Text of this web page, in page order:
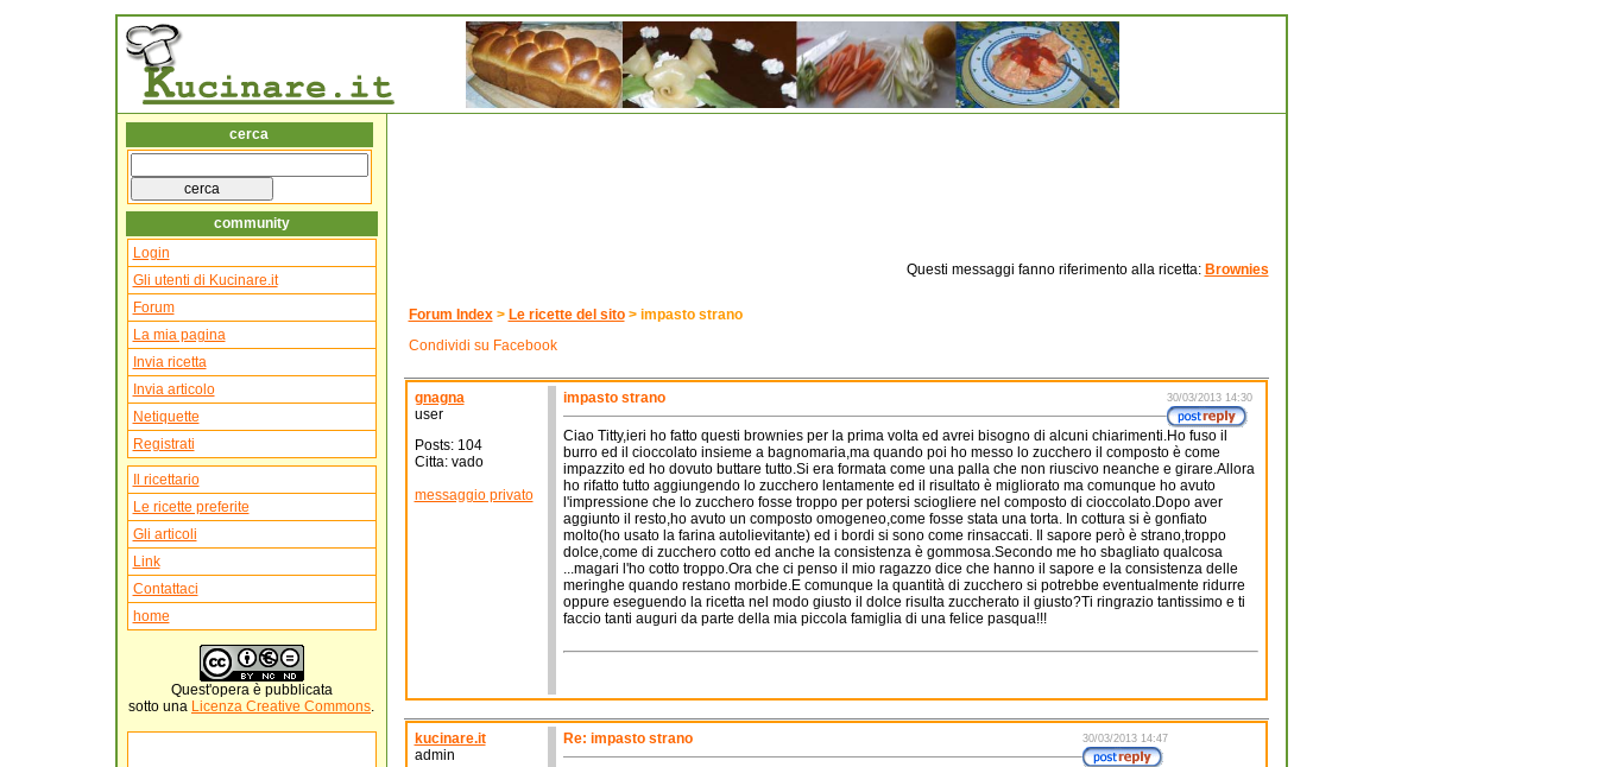
cerca
community
Login
Gli utenti di Kucinare.it
Forum
La mia pagina
Invia ricetta
Invia articolo
Netiquette
Registrati
Il ricettario
Le ricette preferite
Gli articoli
Link
Contattaci
home
Quest'operaè pubblicata
sotto una Licenza Creative Commons.
Questi messaggi fanno riferimento alla ricetta: Brownies
Forum Index> Le ricette del sito> impasto strano
Condividi su Facebook
gnagna
user
Posts: 104
Citta: vado
messaggio privato
impasto strano 30/03/2013 14:30
Ciao Titty,ieri ho fatto questi brownies per la prima volta ed avrei bisogno di alcuni chiarimenti.Ho fuso il
burro ed il cioccolato insieme a bagnomaria,ma quando poi ho messo lo zucchero il composto è come
impazzito ed ho dovuto buttare tutto.Si era formata come una palla che non riuscivo neanche e girare.Allora
ho rifatto tutto aggiungendo lo zucchero lentamente ed il risultato è migliorato ma comunque ho avuto
l'impressione che lo zucchero fosse troppo per potersi sciogliere nel composto di cioccolato.Dopo aver
aggiunto il resto,ho avuto un composto omogeneo,come fosse stata una torta. In cottura si è gonfiato
molto(ho usato la farina autolievitante) ed i bordi si sono come rinsaccati. Il sapore però è strano,troppo
dolce,come di zucchero cotto ed anche la consistenza è gommosa.Secondo me ho sbagliato qualcosa
...magari l'ho cotto troppo.Ora che ci penso il mio ragazzo dice che hanno il sapore e la consistenza delle
meringhe quando restano morbide.E comunque la quantità di zucchero si potrebbe eventualmente ridurre
oppure eseguendo la ricetta nel modo giusto il dolce risulta zuccherato il giusto?Ti ringrazio tantissimo e ti
faccio tanti auguri da parte della mia piccola famiglia di una felice pasqua!!!
kucinare.it
admin
Re: impasto strano 30/03/2013 14:47